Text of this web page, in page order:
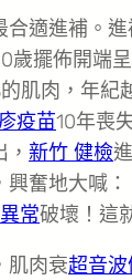
適進補。
歲擺佈開端
肌肉，年紀
疫苗10年喪
新竹 健檢
奮地大喊
常破壞！這
肌肉衰超音